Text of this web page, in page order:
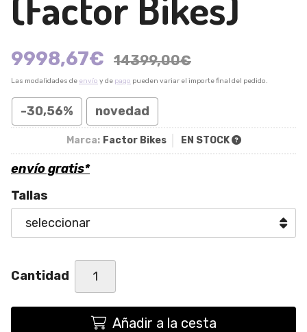
9998,67€ 14399,00€
Las modalidades de envío y de pago pueden variar el importe final del pedido.
-30,56% novedad
Marca: Factor Bikes EN STOCK
envío gratis*
Tallas
Cantidad
Añadir a la cesta